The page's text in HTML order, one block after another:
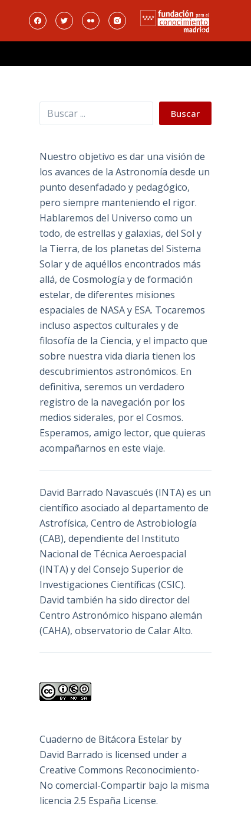
Buscar Buscar
Nuestro objetivo es dar una visión de
los avances de la Astronomía desde un
punto desenfadado y pedagógico,
pero siempre manteniendo el rigor.
Hablaremos del Universo como un
todo, de estrellas y galaxias, del Sol y
la Tierra, de los planetas del Sistema
Solar y de aquéllos encontrados más
allá, de Cosmología y de formación
estelar, de diferentes misiones
espaciales de NASA y ESA. Tocaremos
incluso aspectos culturales y de
filosofía de la Ciencia, y el impacto que
sobre nuestra vida diaria tienen los
descubrimientos astronómicos. En
definitiva, seremos un verdadero
registro de la navegación por los
medios siderales, por el Cosmos.
Esperamos, amigo lector, que quieras
acompañarnos en este viaje.
David Barrado Navascués (INTA) es un
científico asociado al departamento de
Astrofísica, Centro de Astrobiología
(CAB), dependiente del Instituto
Nacional de Técnica Aeroespacial
(INTA) y del Consejo Superior de
Investigaciones Científicas (CSIC).
David también ha sido director del
Centro Astronómico hispano alemán
(CAHA), observatorio de Calar Alto.
Cuaderno de Bitácora Estelar by
David Barrado is licensed under a
Creative Commons Reconocimiento-
No comercial-Compartir bajo la misma
licencia 2.5 España License.